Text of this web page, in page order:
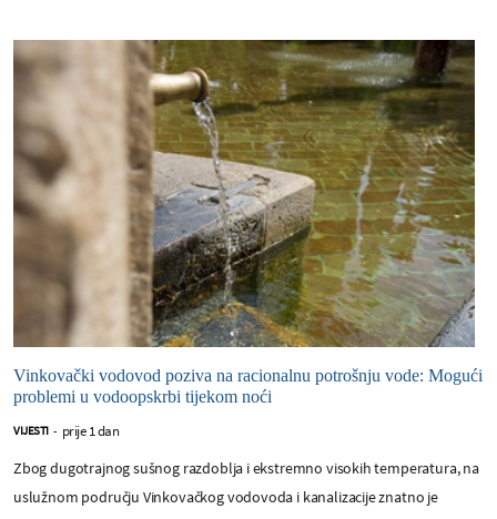
Vinkovački vodovod poziva na racionalnu potrošnju vode: Mogući
problemi u vodoopskrbi tijekom noći
VIJESTI - prije 1 dan
Zbog dugotrajnog sušnog razdoblja i ekstremno visokih temperatura, na
uslužnom području Vinkovačkog vodovoda i kanalizacije znatno je